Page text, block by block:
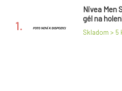
1.
Nivea Men
gél na
Skladom > 5